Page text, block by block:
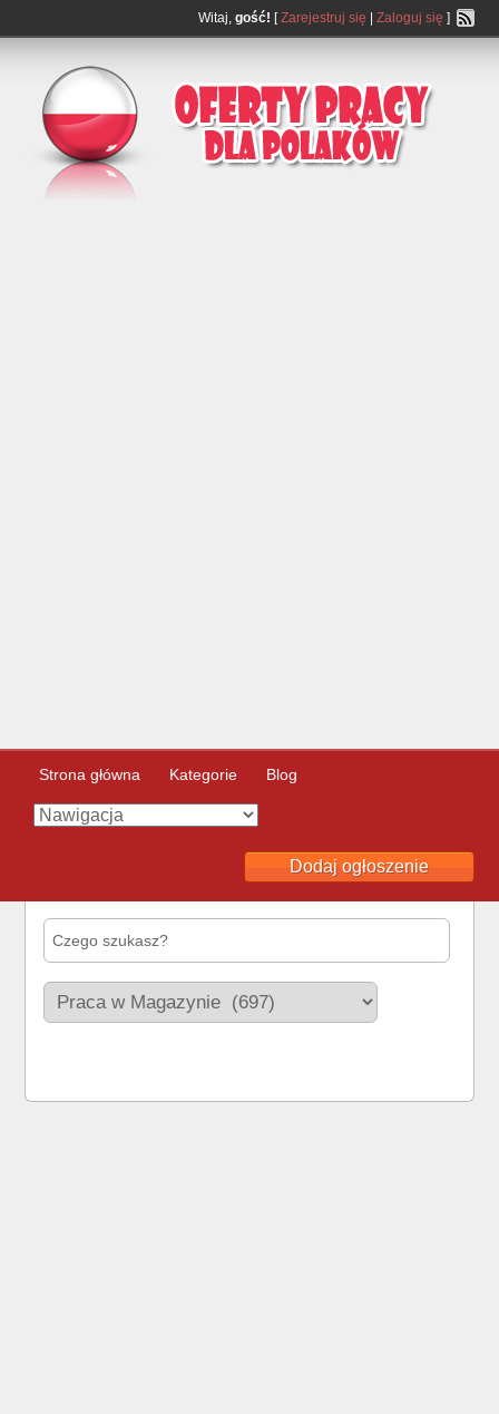
Witaj, gość! [Zarejestruj się Zaloguj się ]
Strona główna Kategorie Blog
Dodaj ogłoszenie